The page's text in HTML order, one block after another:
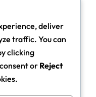
deliver
traffic. You can
clicking
orReject